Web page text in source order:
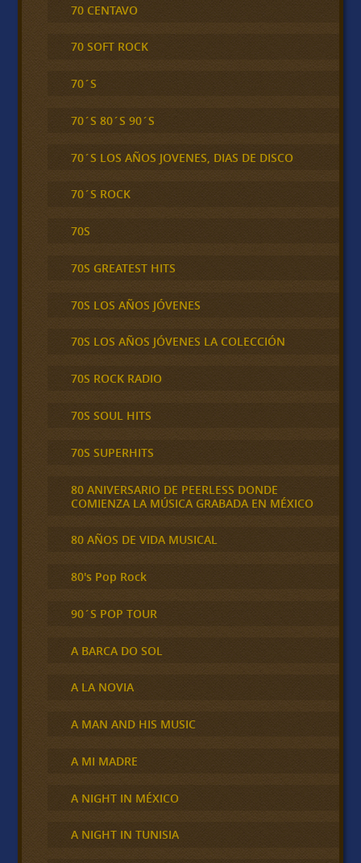
70 CENTAVO
70 SOFT ROCK
70´S
70´S 80´S 90´S
70´S LOS AÑOS JOVENES, DIAS DE DISCO
70´S ROCK
70S
70S GREATEST HITS
70S LOS AÑOS JÓVENES
70S LOS AÑOS JÓVENES LA COLECCIÓN
70S ROCK RADIO
70S SOUL HITS
70S SUPERHITS
80 ANIVERSARIO DE PEERLESS DONDE
COMIENZA LA MÚSICA GRABADA EN MÉXICO
80 AÑOS DE VIDA MUSICAL
80's Pop Rock
90´S POP TOUR
A BARCA DO SOL
A LA NOVIA
A MAN AND HIS MUSIC
A MI MADRE
A NIGHT IN MÉXICO
A NIGHT IN TUNISIA